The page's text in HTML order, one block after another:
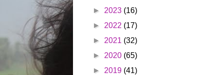
► 2023 (16)
► 2022 (17)
► 2021 (32)
► 2020 (65)
► 2019 (41)